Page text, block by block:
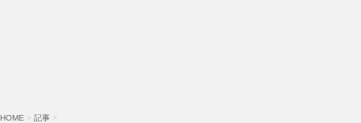
HOME > 記事 >